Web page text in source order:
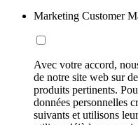
Marketing Customer
Avec votre accord,
de notre site web sur
produits pertinents.
données personnelles
suivants et utilisons